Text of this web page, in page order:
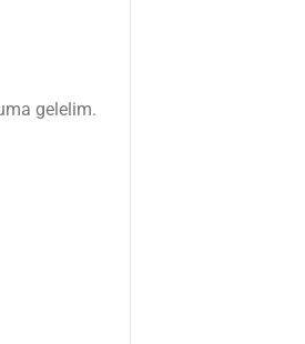
gelelim.